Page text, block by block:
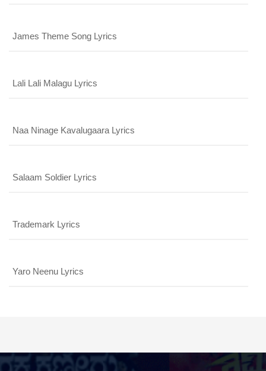
James Theme Song Lyrics
Lali Lali Malagu Lyrics
Naa Ninage Kavalugaara Lyrics
Salaam Soldier Lyrics
Trademark Lyrics
Yaro Neenu Lyrics